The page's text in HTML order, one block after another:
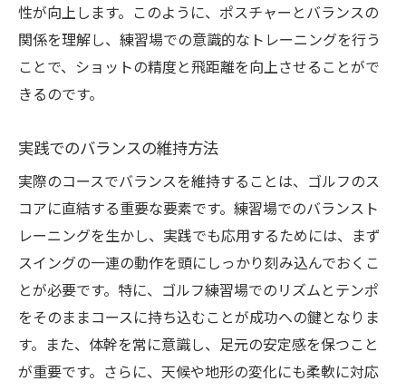
バランス練習に適した器具とその活用法
バランスを重視したゴルフ練習場でのトレーニ
ングがあなたのゴルフを変える
トレーニングで変わるゴルフスタイル
スコアアップに必要なバランス要素
成功例から学ぶバランスの効果
ゴルフ生活の質を高めるバランス訓練
個々のプレースタイルに合ったバランス法
性が向上します。このように、ポスチャーとバランスの
関係を理解し、練習場での意識的なトレーニングを行う
ことで、ショットの精度と飛距離を向上させることがで
きるのです。
実践でのバランスの維持方法
実際のコースでバランスを維持することは、ゴルフのス
コアに直結する重要な要素です。練習場でのバランスト
レーニングを生かし、実践でも応用するためには、まず
スイングの一連の動作を頭にしっかり刻み込んでおくこ
とが必要です。特に、ゴルフ練習場でのリズムとテンポ
をそのままコースに持ち込むことが成功への鍵となりま
す。また、体幹を常に意識し、足元の安定感を保つこと
が重要です。さらに、天候や地形の変化にも柔軟に対応